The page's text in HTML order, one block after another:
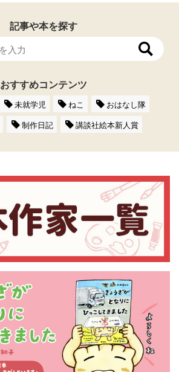
記事や本を探す
おすすめコンテンツ
未就学児 ねこ
おはなし隊
制作日記 講談社絵本新人賞